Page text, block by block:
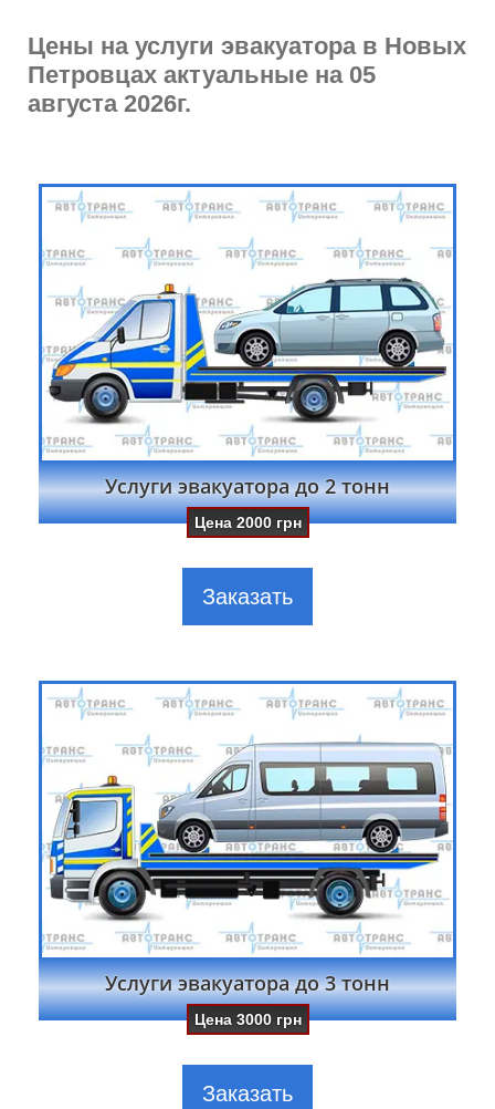
Цены на услуги эвакуатора в Новых
Петровцах актуальные на 05
августа 2026г.
Услуги эвакуатора до 2 тонн
Цена2000 грн
Заказать
Услуги эвакуатора до 3 тонн
Цена3000 грн
Заказать